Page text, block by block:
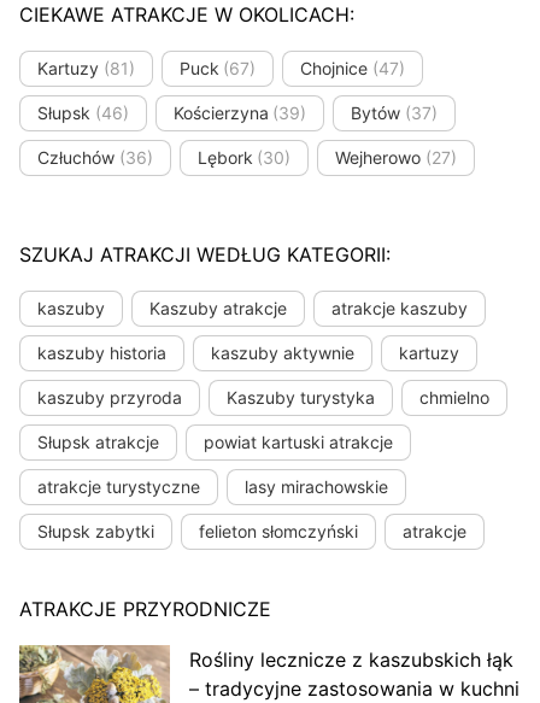
CIEKAWE ATRAKCJE W OKOLICACH:
Kartuzy (81) Puck (67) Chojnice (47)
Słupsk (46) Kościerzyna (39) Bytów (37)
Człuchów (36) Lębork (30) Wejherowo (27)
SZUKAJ ATRAKCJI WEDŁUG KATEGORII:
kaszuby Kaszuby atrakcje atrakcje kaszuby
kaszuby historia kaszuby aktywnie kartuzy
kaszuby przyroda Kaszuby turystyka chmielno
Słupsk atrakcje powiat kartuski atrakcje
atrakcje turystyczne lasy mirachowskie
Słupsk zabytki felieton słomczyński atrakcje
ATRAKCJE PRZYRODNICZE
Rośliny lecznicze z kaszubskich łąk
– tradycyjne zastosowania w kuchni